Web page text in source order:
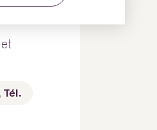
- La
Tél.